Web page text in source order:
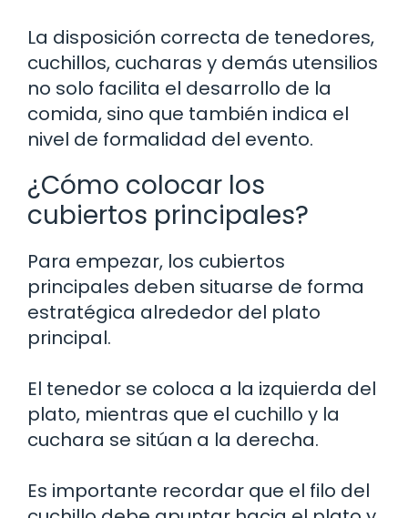
La disposición correcta de tenedores,
cuchillos, cucharas y demás utensilios
no solo facilita el desarrollo de la
comida, sino que también indica el
nivel de formalidad del evento.
¿Cómo colocar los
cubiertos principales?
Para empezar, los cubiertos
principales deben situarse de forma
estratégica alrededor del plato
principal.
El tenedor se coloca a la izquierda del
plato, mientras que el cuchillo y la
cuchara se sitúan a la derecha.
Es importante recordar que el filo del